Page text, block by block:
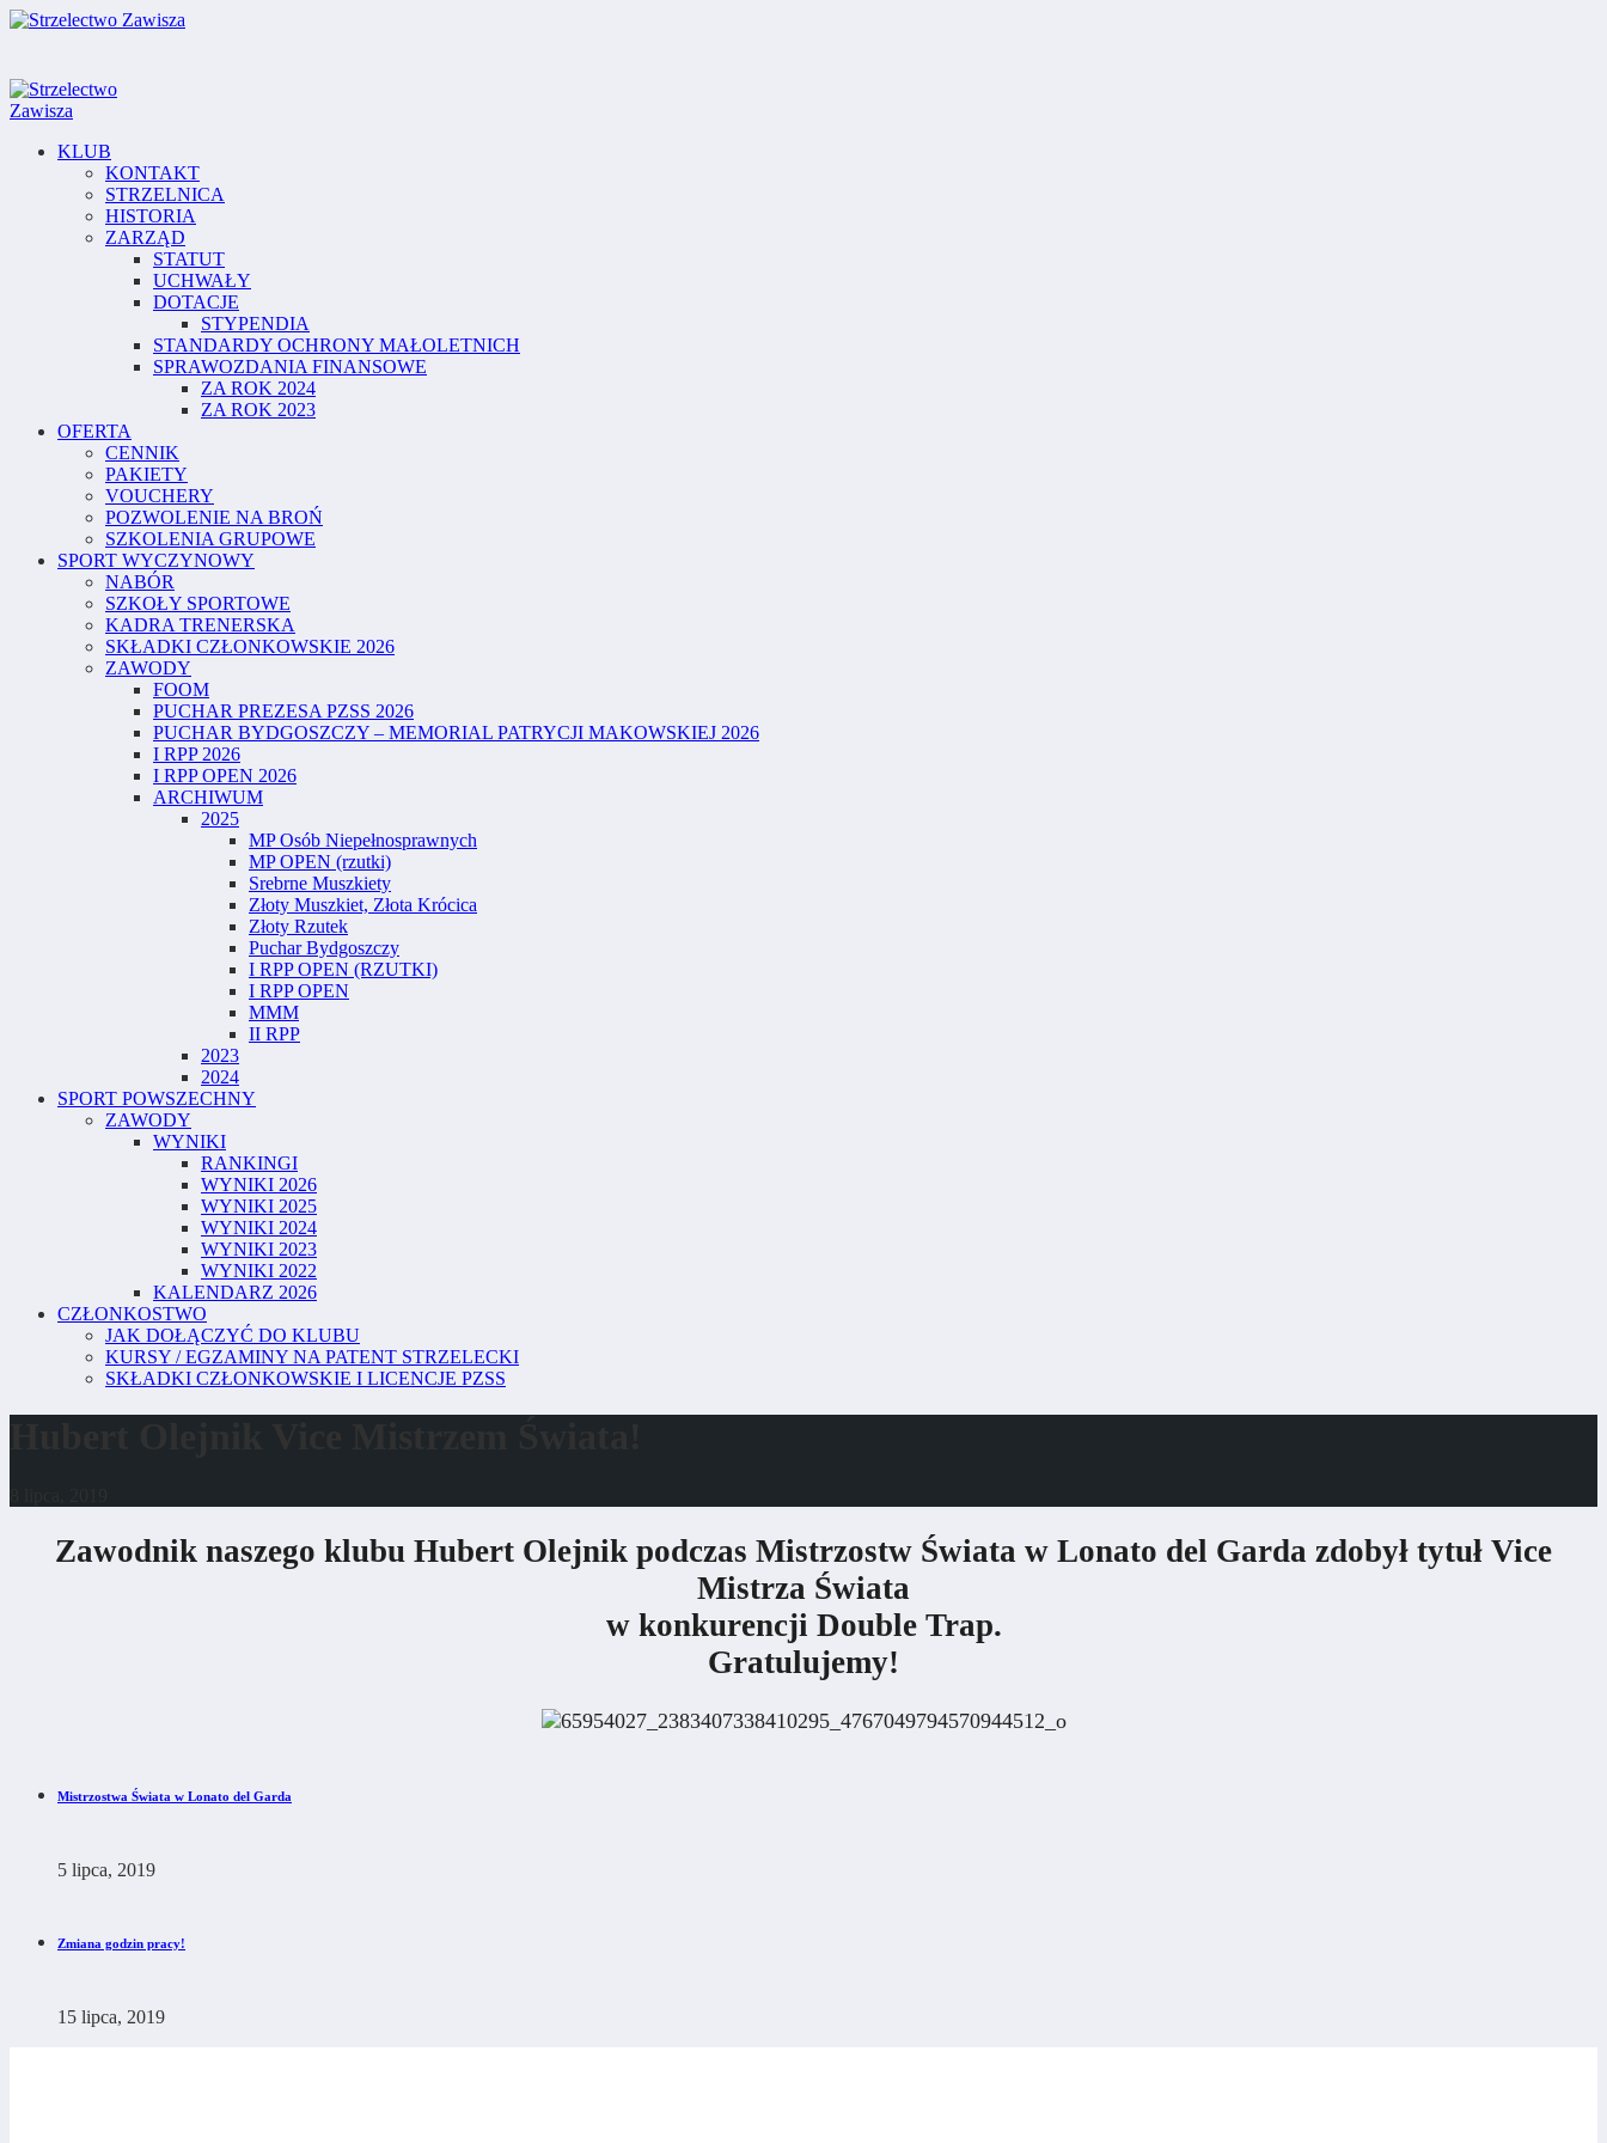
KLUB
KONTAKT
STRZELNICA
HISTORIA
ZARZĄD
STATUT
UCHWAŁY
DOTACJE
STYPENDIA
STANDARDY OCHRONY MAŁOLETNICH
SPRAWOZDANIA FINANSOWE
ZA ROK 2024
ZA ROK 2023
OFERTA
CENNIK
PAKIETY
VOUCHERY
POZWOLENIE NA BROŃ
SZKOLENIA GRUPOWE
SPORT WYCZYNOWY
NABÓR
SZKOŁY SPORTOWE
KADRA TRENERSKA
SKŁADKI CZŁONKOWSKIE 2026
ZAWODY
FOOM
PUCHAR PREZESA PZSS 2026
PUCHAR BYDGOSZCZY – MEMORIAL PATRYCJI MAKOWSKIEJ 2026
I RPP 2026
I RPP OPEN 2026
ARCHIWUM
2025
MP Osób Niepełnosprawnych
MP OPEN (rzutki)
Srebrne Muszkiety
Złoty Muszkiet, Złota Krócica
Złoty Rzutek
Puchar Bydgoszczy
I RPP OPEN (RZUTKI)
I RPP OPEN
MMM
II RPP
2023
2024
SPORT POWSZECHNY
ZAWODY
WYNIKI
RANKINGI
WYNIKI 2026
WYNIKI 2025
WYNIKI 2024
WYNIKI 2023
WYNIKI 2022
KALENDARZ 2026
CZŁONKOSTWO
JAK DOŁĄCZYĆ DO KLUBU
KURSY / EGZAMINY NA PATENT STRZELECKI
SKŁADKI CZŁONKOWSKIE I LICENCJE PZSS
Zawodnik naszego klubu Hubert Olejnik podczas Mistrzostw Świata w Lonato del Garda zdobył tytuł Vice
Mistrza Świata
w konkurencji Double Trap.
Gratulujemy!
Mistrzostwa Świata w Lonato del Garda
5 lipca, 2019
Zmiana godzin pracy!
15 lipca, 2019